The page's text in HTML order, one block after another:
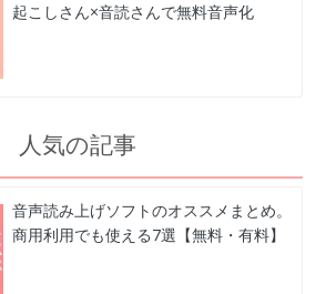
起こしさん×音読さんで無料音声化
人気の記事
音声読み上げソフトのオススメまとめ。
商用利用でも使える7選【無料・有料】